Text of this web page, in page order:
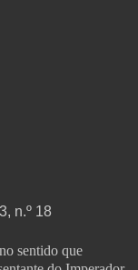
n.º 18
sentido que